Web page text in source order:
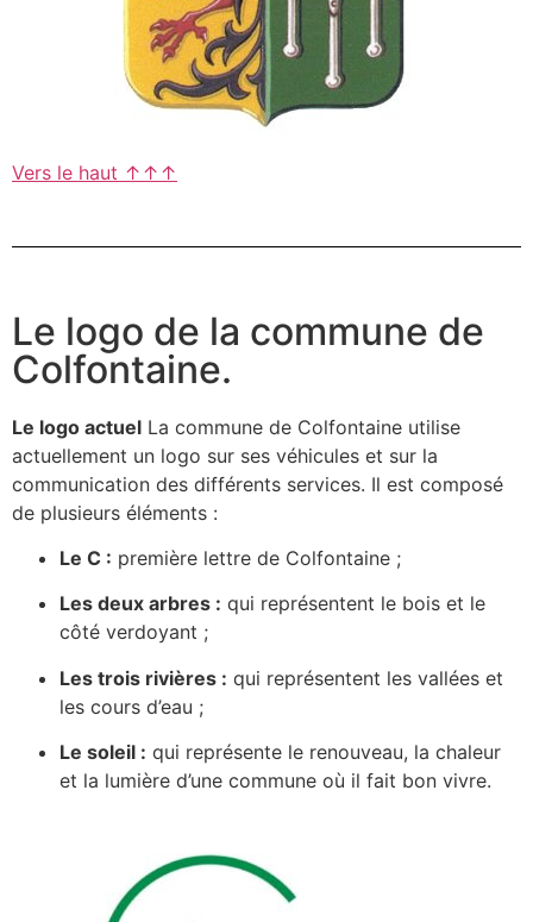
Vers le haut ↑↑↑
Le logo de la commune de
Colfontaine.
Le logo actuel La commune de Colfontaine utilise
actuellement un logo sur ses véhicules et sur la
communication des différents services. Il est composé
de plusieurs éléments :
Le C : première lettre de Colfontaine ;
Les deux arbres : qui représentent le bois et le
côté verdoyant ;
Les trois rivières : qui représentent les vallées et
les cours d’eau ;
Le soleil : qui représente le renouveau, la chaleur
et la lumière d’une commune où il fait bon vivre.